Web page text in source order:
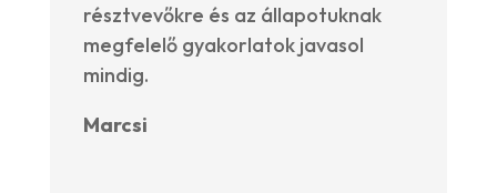
résztvevőkre és az állapotuknak
megfelelő gyakorlatok javasol
mindig.
Marcsi